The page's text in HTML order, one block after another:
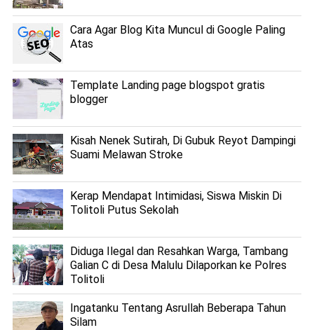
Cara Agar Blog Kita Muncul di Google Paling
Atas
Template Landing page blogspot gratis
blogger
Kisah Nenek Sutirah, Di Gubuk Reyot Dampingi
Suami Melawan Stroke
Kerap Mendapat Intimidasi, Siswa Miskin Di
Tolitoli Putus Sekolah
Diduga Ilegal dan Resahkan Warga, Tambang
Galian C di Desa Malulu Dilaporkan ke Polres
Tolitoli
Ingatanku Tentang Asrullah Beberapa Tahun
Silam